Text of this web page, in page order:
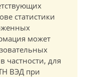
статистики
может
частности, для
ВЭД при